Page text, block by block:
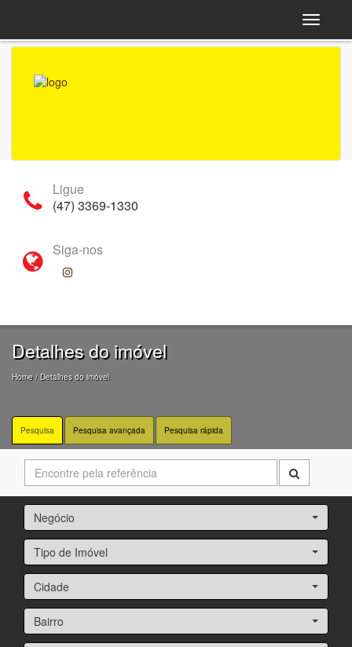
Ligue
(47) 3369-1330
Siga-nos
Detalhes do imóvel
Home / Detalhes do imóvel
Pesquisa Pesquisa avançada Pesquisa rápida
Negócio
Tipo de Imóvel
Cidade
Bairro